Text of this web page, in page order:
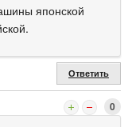
японской
Ответить
0